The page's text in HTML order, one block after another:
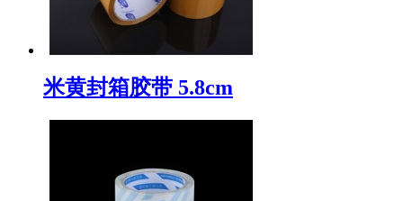
米黄封箱胶带 5.8cm